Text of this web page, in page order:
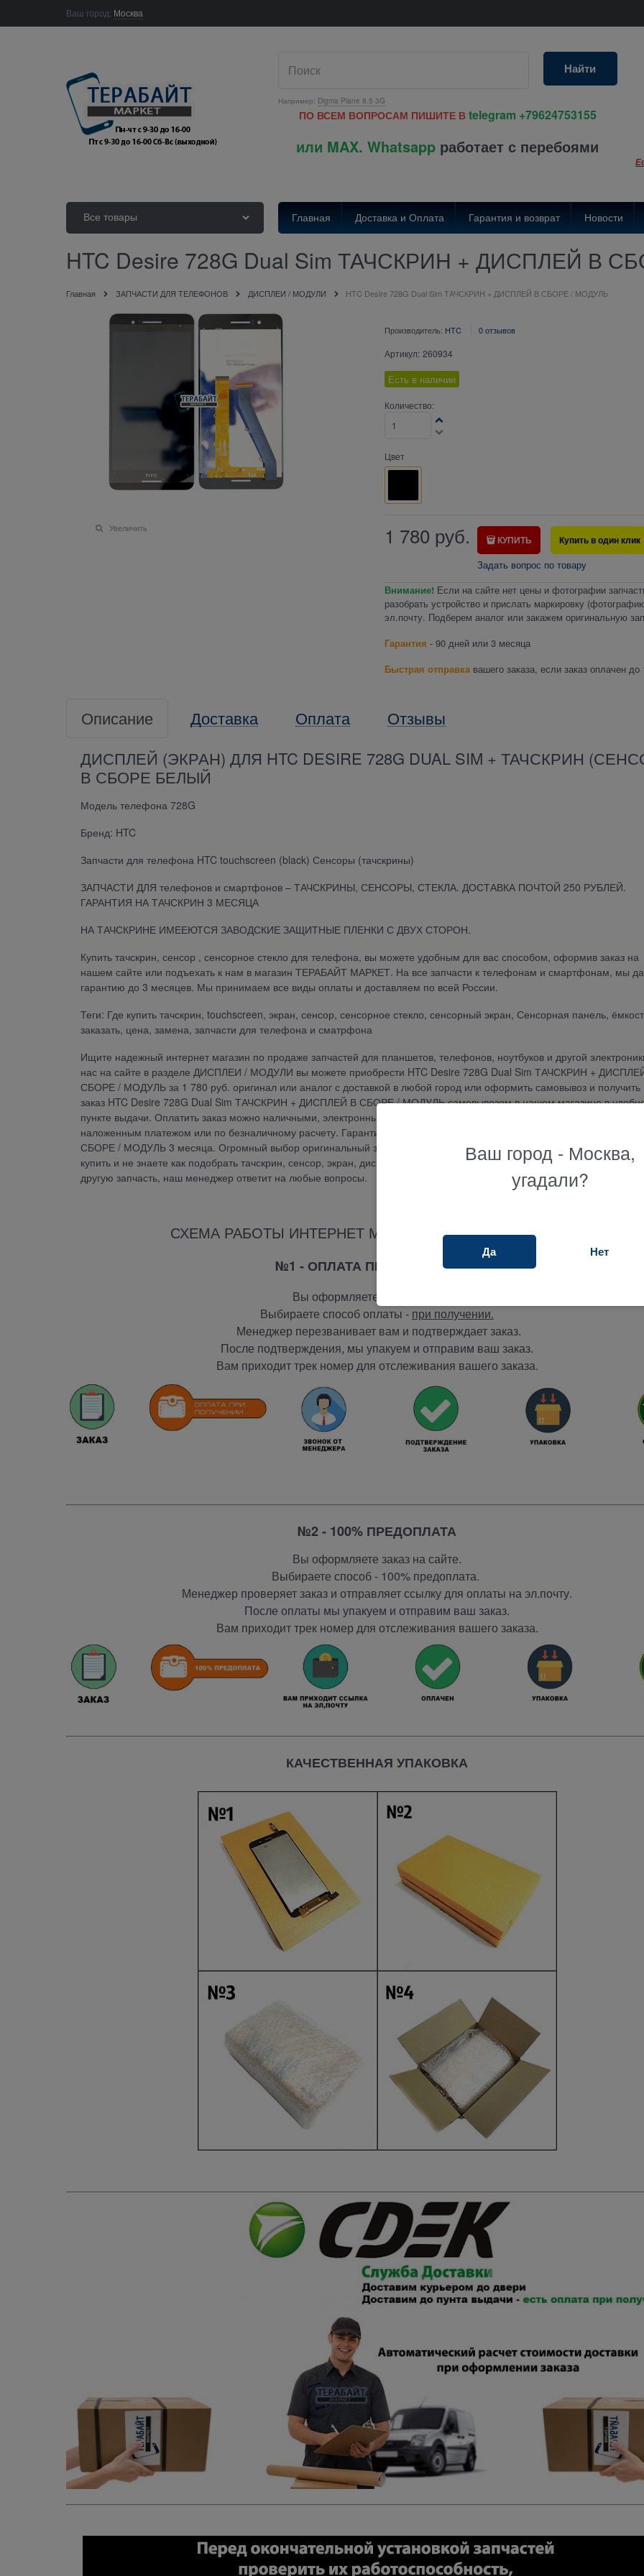
Ваш город: Москва
Например: Digma Plane 8.5 3G
Найти
ПО ВСЕМ ВОПРОСАМ ПИШИТЕ В telegram +79624753155
или MAX. Whatsapp работает с перебоями
Все товары Главная Доставка и Оплата Гарантия и возврат Новости
HTC Desire 728G Dual Sim ТАЧСКРИН + ДИСПЛЕЙ В
Главная ЗАПЧАСТИ ДЛЯ ТЕЛЕФОНОВ ДИСПЛЕИ / МОДУЛИ HTC Desire 728G Dual Sim ТАЧСКРИН + ДИСПЛЕЙ В СБОРЕ / МОДУЛЬ
Увеличить
Производитель: HTC 0 отзывов
Артикул: 260934
Есть в наличии
Количество:
Цвет
1 780 руб. КУПИТЬ Купить в один клик
Задать вопрос по товару
Внимание! Если на сайте нет цены и фотографии
разобрать устройство и прислать маркировку
эл.почту. Подберем аналог или закажем оригинальную
Гарантия - 90 дней или 3 месяца
Быстрая отправкавашего заказа, если заказ оплачен до
Описание Доставка Оплата
Отзывы
ДИСПЛЕЙ (ЭКРАН) ДЛЯ HTC DESIRE 728G DUAL SIM + ТАЧСКРИН
В СБОРЕ БЕЛЫЙ
Модель телефона 728G
Бренд: HTC
Запчасти для телефона HTC touchscreen (black) Сенсоры (тачскрины)
ЗАПЧАСТИ ДЛЯ телефонов и смартфонов – ТАЧСКРИНЫ, СЕНСОРЫ, СТЕКЛА. ДОСТАВКА ПОЧТОЙ 250 РУБЛЕЙ.
ГАРАНТИЯ НА ТАЧСКРИН 3 МЕСЯЦА
НА ТАЧСКРИНЕ ИМЕЕЮТСЯ ЗАВОДСКИЕ ЗАЩИТНЫЕ ПЛЕНКИ С ДВУХ СТОРОН.
Купить тачскрин, сенсор , сенсорное стекло для телефона, вы можете удобным для вас способом, оформив заказ на
нашем сайте или подъехать к нам в магазин ТЕРАБАЙТ МАРКЕТ. На все запчасти к телефонам и смартфонам, мы
гарантию до 3 месяцев. Мы принимаем все виды оплаты и доставляем по всей России.
Теги: Где купить тачскрин, touchscreen, экран, сенсор, сенсорное стекло, сенсорный экран, Сенсорная панель,
заказать, цена, замена, запчасти для телефона и сматрфона
Ищите надежный интернет магазин по продаже запчастей для планшетов, телефонов, ноутбуков и другой
нас на сайте в разделе ДИСПЛЕИ / МОДУЛИ вы можете приобрести HTC Desire 728G Dual Sim ТАЧСКРИН +
СБОРЕ / МОДУЛЬ за 1 780 руб. оригинал или аналог с доставкой в любой город или оформить самовывоз и
заказ HTC Desire 728G Dual Sim ТАЧСКРИН + ДИСПЛЕЙ В СБОРЕ / МОДУЛЬ самовывозом в нашем магазине в
пункте выдачи. Оплатить заказ можно наличными, электронными деньгами, банковской картой, по банковскому счету,
наложенным платежом или по безналичному расчету. Гарантия на HTC Desire 728G Dual Sim ТАЧСКРИН + ДИСПЛЕЙ В
СБОРЕ / МОДУЛЬ 3 месяца. Огромный выбор оригинальный запчастей напрямую от поставщиков. Если вы ищите где
купить и не знаете как подобрать тачскрин, сенсор, экран, дисплей, аккумулятор, матрицу, клавиатуру, блок питания
другую запчасть, наш менеджер ответит на любые вопросы.
СХЕМА РАБОТЫ ИНТЕРНЕТ МАГАЗИНА ТЕРАБАЙТ МАРКЕТ
№1 - ОПЛАТА ПРИ ПОЛУЧЕНИИ
Вы оформляете заказ на сайте.
Выбираете способ оплаты - при получении.
Менеджер перезванивает вам и подтверждает заказ.
После подтверждения, мы упакуем и отправим ваш заказ.
Вам приходит трек номер для отслеживания вашего заказа.
№2 - 100% ПРЕДОПЛАТА
Вы оформляете заказ на сайте.
Выбираете способ - 100% предоплата.
Менеджер проверяет заказ и отправляет ссылку для оплаты на эл.почту.
После оплаты мы упакуем и отправим ваш заказ.
Вам приходит трек номер для отслеживания вашего заказа.
КАЧЕСТВЕННАЯ УПАКОВКА
Ваш город - Москва,
угадали?
Да Нет